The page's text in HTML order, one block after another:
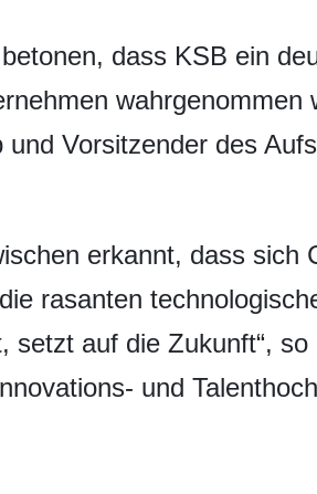
dass KSB ein
wahrgenommen
Vorsitzender des
erkannt, dass sich
rasanten
setzt auf die Zukunft“,
und